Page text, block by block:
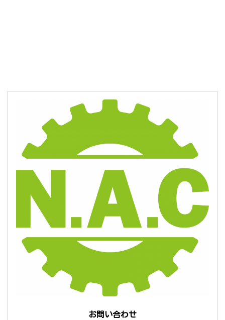
お問い合わせ